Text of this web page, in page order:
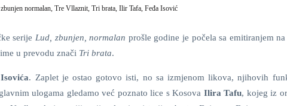
normalan, Tre Vllaznit, Tri brata, Ilir Tafa, Feđa Isović
serije Lud, zbunjen, normalan prošle godine je počela sa emitiranjem
u prevodu znači Tri brata.
. Zaplet je ostao gotovo isti, no sa izmjenom likova, njihovih
ulogama gledamo već poznato lice s Kosova Ilira Tafu, kojeg iz